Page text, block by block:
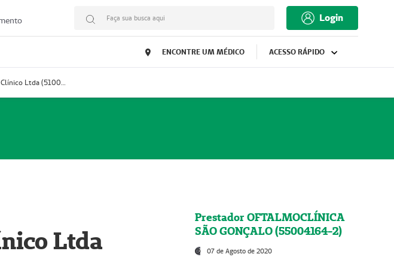
Faça sua busca aqui Login
ENCONTRE UM MÉDICO ACESSO RÁPIDO
Prestador Mosaicum Espaço Clínico Ltda (51004352-0)
Ltda
Prestador OFTALMOCLÍNICA
SÃO GONÇALO (55004164-2)
07 de Agosto de 2020